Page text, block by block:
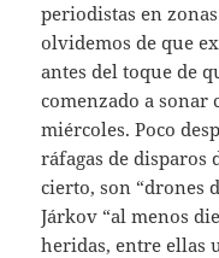
periodistas en
olvidemos de que
antes del toque de
comenzado a sonar
miércoles. Poco
ráfagas de disparos
cierto, son “drones
Járkov “al menos
heridas, entre ellas